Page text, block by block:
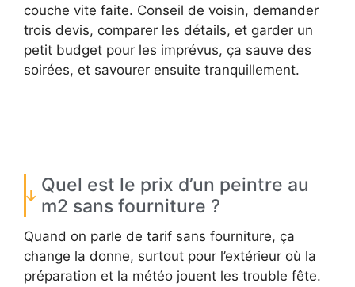
couche vite faite. Conseil de voisin, demander
trois devis, comparer les détails, et garder un
petit budget pour les imprévus, ça sauve des
soirées, et savourer ensuite tranquillement.
Quel est le prix d’un peintre au
m2 sans fourniture ?
Quand on parle de tarif sans fourniture, ça
change la donne, surtout pour l’extérieur où la
préparation et la météo jouent les trouble fête.